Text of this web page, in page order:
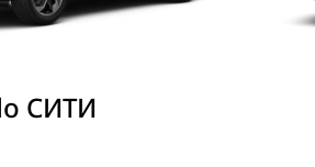
СИТИ